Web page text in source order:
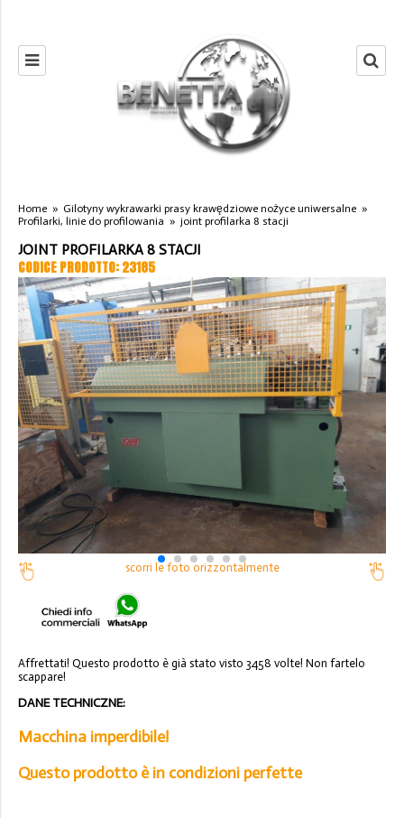
Home » Gilotyny wykrawarki prasy krawędziowe nożyce uniwersalne »
Profilarki, linie do profilowania » joint profilarka 8 stacji
JOINT PROFILARKA 8 STACJI
CODICE PRODOTTO: 23185
scorri le foto orizzontalmente
Affrettati! Questo prodotto è già stato visto 3458 volte! Non fartelo
scappare!
DANE TECHNICZNE:
Macchina imperdibile!
Questo prodotto è in condizioni perfette